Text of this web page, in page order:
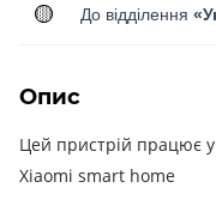
🟡 До відділення
Опис
Цей пристрій працює
Xiaomi smart home